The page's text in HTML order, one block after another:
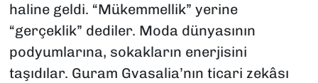
haline geldi. “Mükemmellik” yerine
“gerçeklik” dediler. Moda dünyasının
podyumlarına, sokakların enerjisini
taşıdılar. Guram Gvasalia’nın ticari zekâsı